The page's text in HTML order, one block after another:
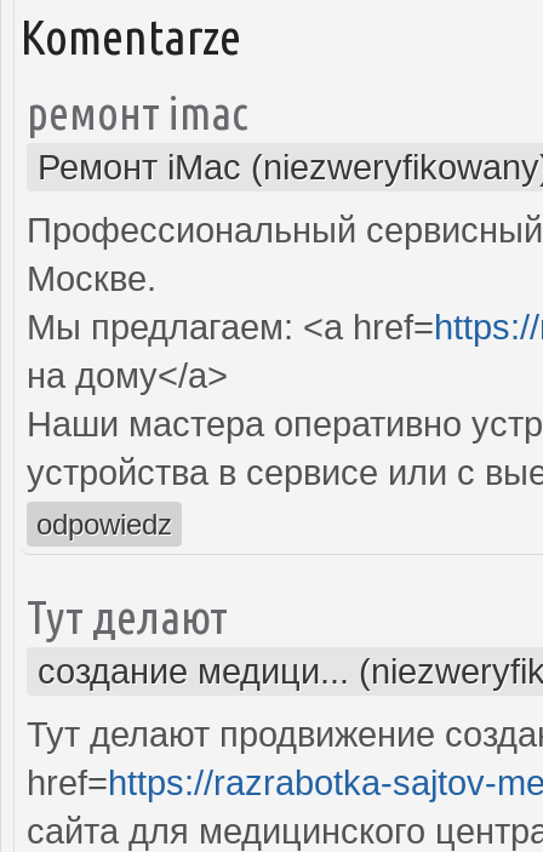
Komentarze
ремонт imac
Ремонт iMac
Профессиональный
Москве.
Мы предлагаем: <a href=
на дому</a>
Наши мастера оперативно
устройства в сервисе или с
odpowiedz
Тут делают
создание медици...
Тут делают продвижение
href=https://razrabotka-sajtov-
сайта для медицинского